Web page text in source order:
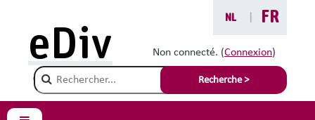
NL
FR
Non connecté. (Connexion)
Champ de recherche
Recherche >
eDiv
A propos d'eDiv
Outil en ligne pour un